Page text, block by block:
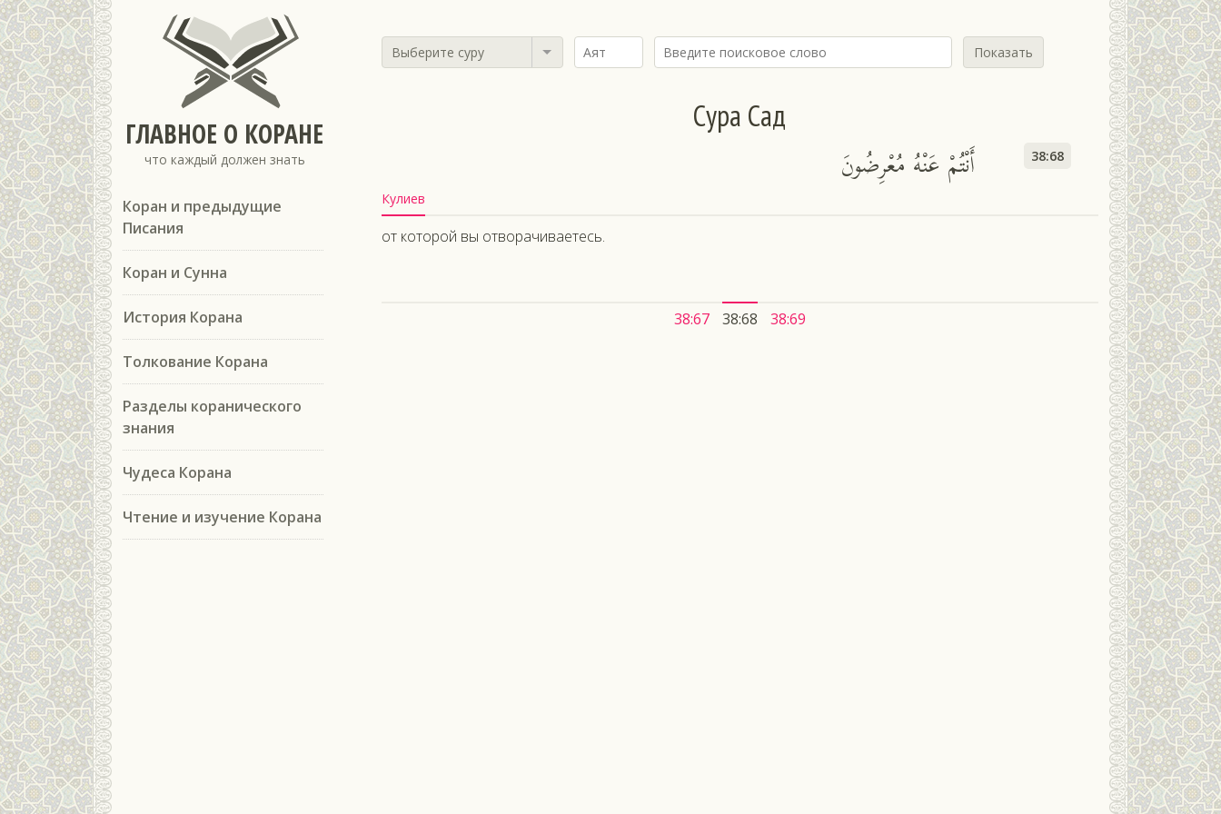
ГЛАВНОЕ О КОРАНЕ
что каждый должен знать
Коран и предыдущие
Писания
Коран и Сунна
История Корана
Толкование Корана
Разделы коранического
знания
Чудеса Корана
Чтение и изучение Корана
Выберите суру Показать
Сура Сад
أَنْتُمْ عَنْهُ مُعْرِضُونَ 38:68
Кулиев
от которой вы отворачиваетесь.
38:67 38:68 38:69